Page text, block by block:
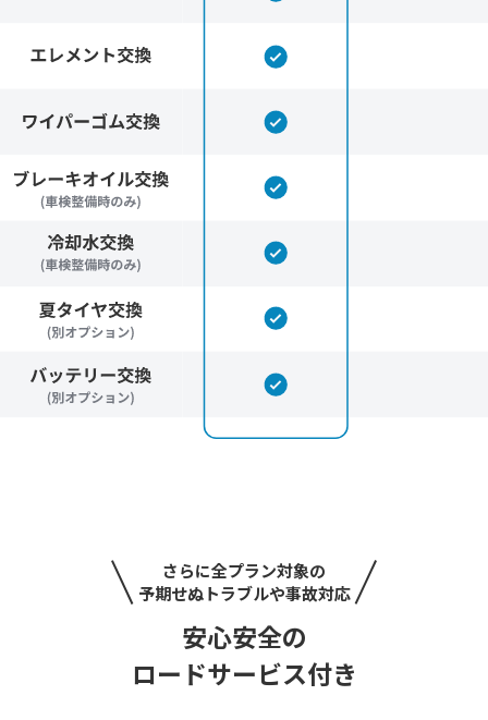
さらに全プラン対象の
予期せぬトラブルや事故対応
安心安全の
ロードサービス付き